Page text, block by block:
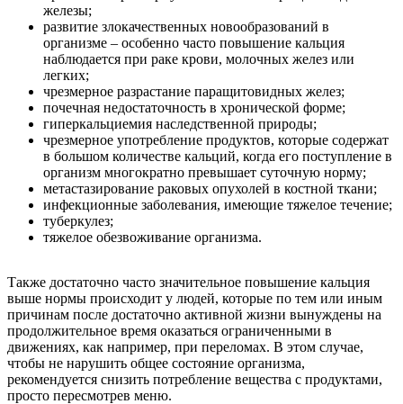
железы;
развитие злокачественных новообразований в
организме – особенно часто повышение кальция
наблюдается при раке крови, молочных желез или
легких;
чрезмерное разрастание паращитовидных желез;
почечная недостаточность в хронической форме;
гиперкальциемия наследственной природы;
чрезмерное употребление продуктов, которые содержат
в большом количестве кальций, когда его поступление в
организм многократно превышает суточную норму;
метастазирование раковых опухолей в костной ткани;
инфекционные заболевания, имеющие тяжелое течение;
туберкулез;
тяжелое обезвоживание организма.
Также достаточно часто значительное повышение кальция
выше нормы происходит у людей, которые по тем или иным
причинам после достаточно активной жизни вынуждены на
продолжительное время оказаться ограниченными в
движениях, как например, при переломах. В этом случае,
чтобы не нарушить общее состояние организма,
рекомендуется снизить потребление вещества с продуктами,
просто пересмотрев меню.